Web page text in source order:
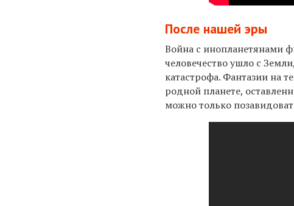
После нашей эры
Война с инопланетянами
человечество ушло с
катастрофа. Фантазии на
родной планете,
можно только